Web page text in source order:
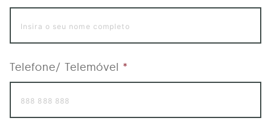
Telefone/ Telemóvel *